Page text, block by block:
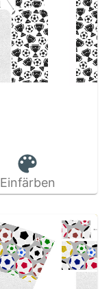
Einfärben